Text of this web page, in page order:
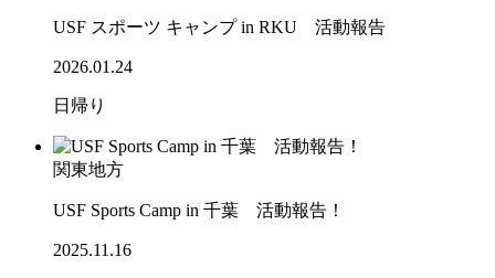
USF スポーツ キャンプ in RKU 活動報告
2026.01.24
日帰り
関東地方
USF Sports Camp in 千葉 活動報告！
2025.11.16